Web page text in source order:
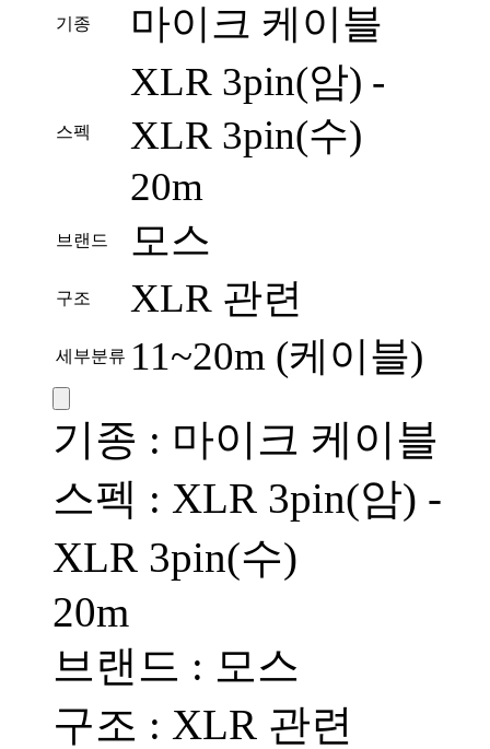
기종 마이크 케이블
스펙
XLR 3pin(암) -
XLR 3pin(수)
20m
브랜드 모스
구조 XLR 관련
세부분류 11~20m (케이블)
기종 : 마이크 케이블
스펙 : XLR 3pin(암) -
XLR 3pin(수)
20m
브랜드 : 모스
구조 : XLR 관련